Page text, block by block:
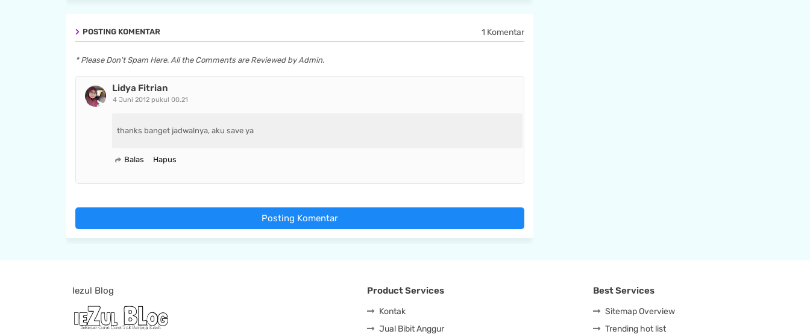
POSTING KOMENTAR 1 Komentar
* Please Don't Spam Here. All the Comments are Reviewed by Admin.
Lidya Fitrian
4 Juni 2012 pukul 00.21
thanks banget jadwalnya, aku save ya
Balas Hapus
Posting Komentar
Iezul Blog Product Services
Kontak
Jual Bibit Anggur
Best Services
Sitemap Overview
Trending hot list